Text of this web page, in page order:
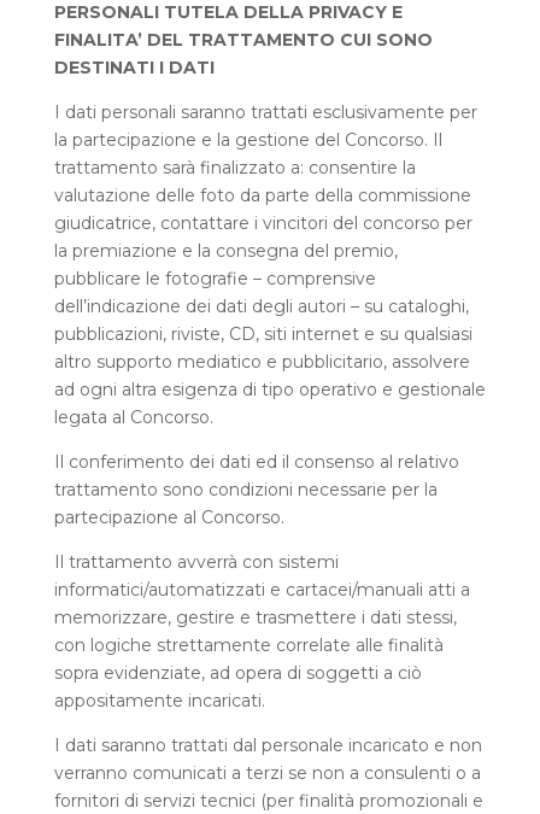
PERSONALI TUTELA DELLA PRIVACY E
FINALITA’ DEL TRATTAMENTO CUI SONO
DESTINATI I DATI
I dati personali saranno trattati esclusivamente per
la partecipazione e la gestione del Concorso. Il
trattamento sarà finalizzato a: consentire la
valutazione delle foto da parte della commissione
giudicatrice, contattare i vincitori del concorso per
la premiazione e la consegna del premio,
pubblicare le fotografie – comprensive
dell’indicazione dei dati degli autori – su cataloghi,
pubblicazioni, riviste, CD, siti internet e su qualsiasi
altro supporto mediatico e pubblicitario, assolvere
ad ogni altra esigenza di tipo operativo e gestionale
legata al Concorso.
Il conferimento dei dati ed il consenso al relativo
trattamento sono condizioni necessarie per la
partecipazione al Concorso.
Il trattamento avverrà con sistemi
informatici/automatizzati e cartacei/manuali atti a
memorizzare, gestire e trasmettere i dati stessi,
con logiche strettamente correlate alle finalità
sopra evidenziate, ad opera di soggetti a ciò
appositamente incaricati.
I dati saranno trattati dal personale incaricato e non
verranno comunicati a terzi se non a consulenti o a
fornitori di servizi tecnici (per finalità promozionali e